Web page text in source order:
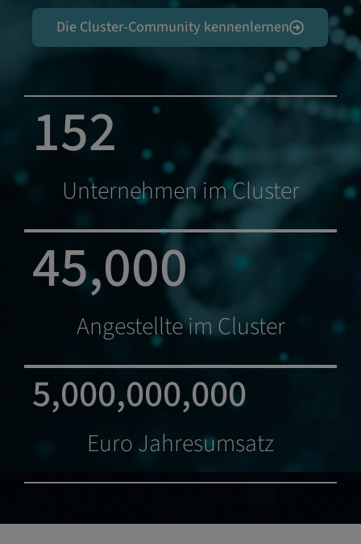
Die Cluster-Community kennenlernen
Unternehmen im Cluster
152
Angestellte im Cluster
45,000
Euro Jahresumsatz
5,000,000,000